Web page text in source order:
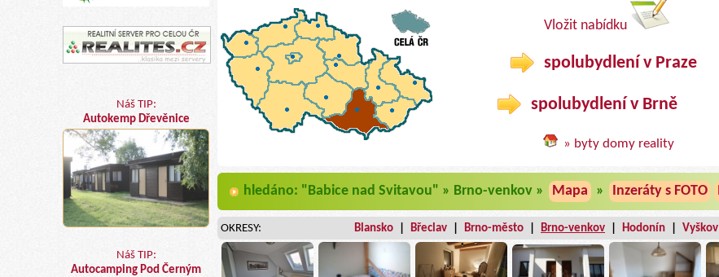
Náš TIP:
Autokemp Dřevěnice
Náš TIP:
Autocamping Pod Černým
Vložit nabídku
spolubydlení v Praze
spolubydlení v Brně
» byty domy reality
hledáno: "Babice nad Svitavou" » Brno-venkov » Mapa » Inzeráty s FOTO
OKRESY: Blansko Břeclav Brno-město Brno-venkov Hodonín Vyškov